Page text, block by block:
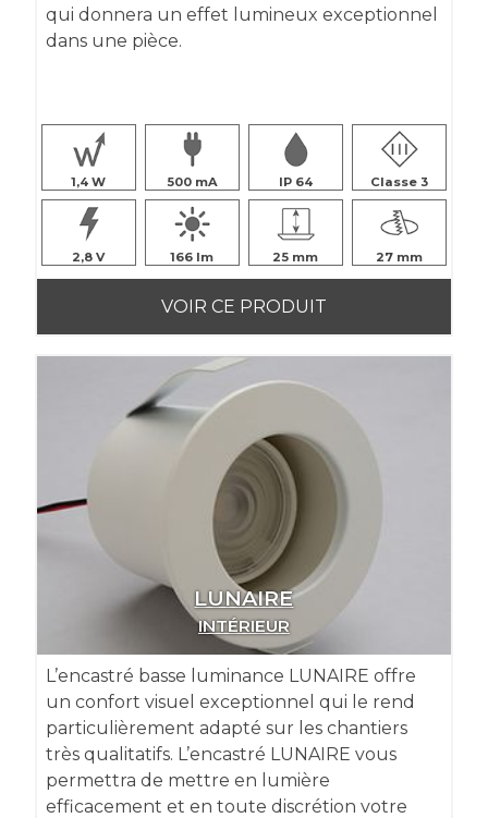
qui donnera un effet lumineux exceptionnel
dans une pièce.
1,4 500 IP 64 Classe 3
2,8 166 25 27
VOIR CE PRODUIT
LUNAIRE
INTÉRIEUR
L’encastré basse luminance LUNAIRE offre
un confort visuel exceptionnel qui le rend
particulièrement adapté sur les chantiers
très qualitatifs. L’encastré LUNAIRE vous
permettra de mettre en lumière
efficacement et en toute discrétion votre